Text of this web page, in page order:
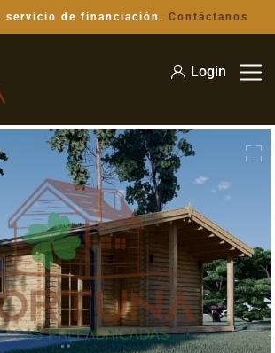
servicio de financiación. Contáctanos
Login